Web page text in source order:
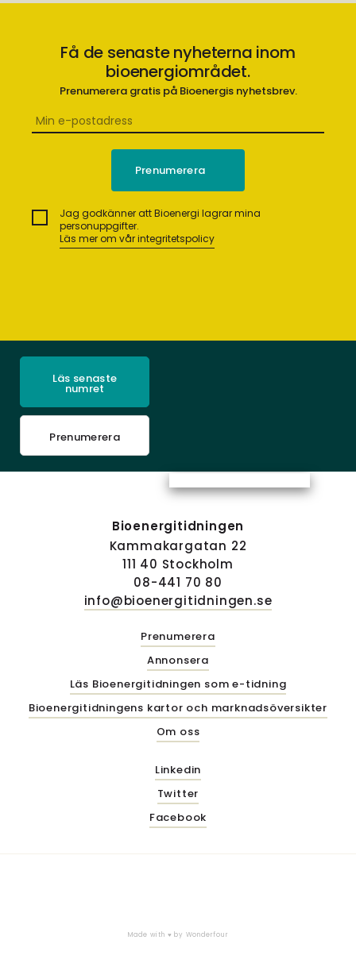
Få de senaste nyheterna inom
bioenergiområdet.
Prenumerera gratis på Bioenergis nyhetsbrev.
Jag godkänner att Bioenergi lagrar mina
personuppgifter.
Läs mer om vår integritetspolicy
Läs senaste
numret
Prenumerera
Bioenergitidningen
Kammakargatan 22
111 40 Stockholm
08-441 70 80
info@bioenergitidningen.se
Prenumerera
Annonsera
Läs Bioenergitidningen som e-tidning
Bioenergitidningens kartor och marknadsöversikter
Om oss
Linkedin
Twitter
Facebook
Made with ♥ by Wonderfour